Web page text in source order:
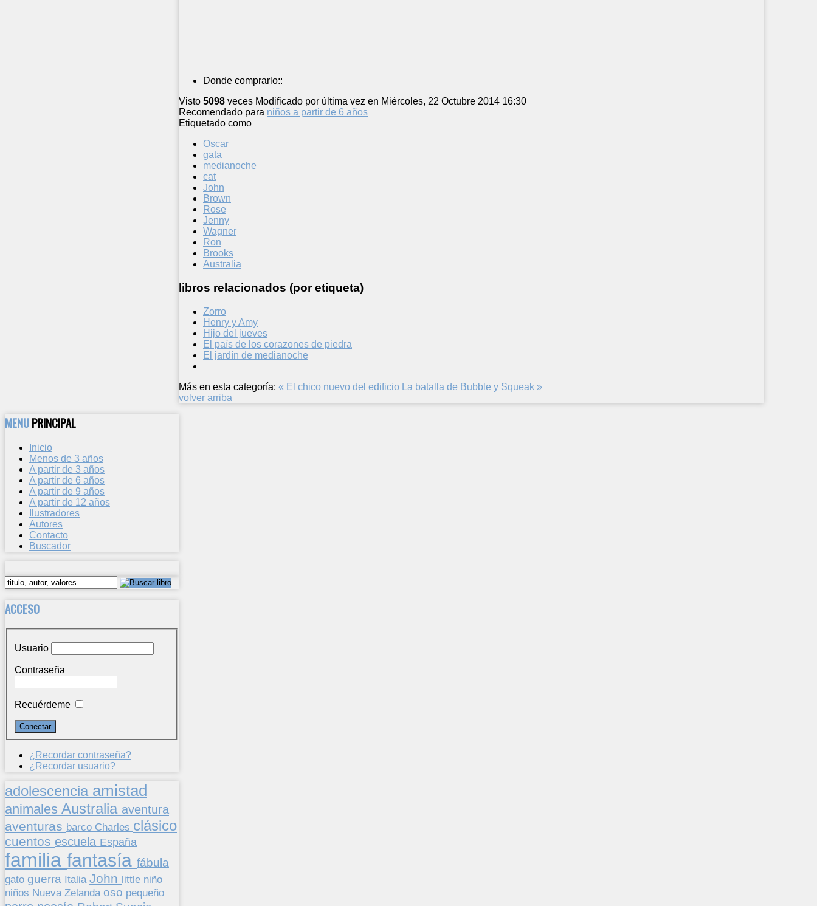
Donde comprarlo::
Visto 5098 veces Modificado por última vez en Miércoles, 22 Octubre 2014 16:30
Recomendado para niños a partir de 6 años
Etiquetado como
Oscar
gata
medianoche
cat
John
Brown
Rose
Jenny
Wagner
Ron
Brooks
Australia
libros relacionados (por etiqueta)
Zorro
Henry y Amy
Hijo del jueves
El país de los corazones de piedra
El jardín de medianoche
Más en esta categoría: « El chico nuevo del edificio La batalla de Bubble y Squeak »
volver arriba
MENUPRINCIPAL
Inicio
Menos de 3 años
A partir de 3 años
A partir de 6 años
A partir de 9 años
A partir de 12 años
Ilustradores
Autores
Contacto
Buscador
ACCESO
Usuario
Contraseña
Recuérdeme
¿Recordar contraseña?
¿Recordar usuario?
adolescencia amistad
animales Australia aventura
aventuras barco Charles clásico
cuentos escuela España
familia fantasía fábula
gato guerra Italia John little niño
niños Nueva Zelanda oso pequeño